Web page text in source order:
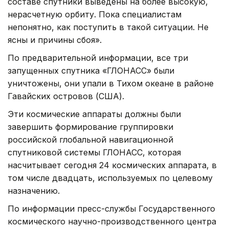
нерасчетную орбиту. Пока специалистам
непонятно, как поступить в такой ситуации. Не
ясны и причины сбоя».
По предварительной информации, все три
запущенных спутника «ГЛОНАСС» были
уничтожены, они упали в Тихом океане в районе
Гавайских островов (США).
Эти космические аппараты должны были
завершить формирование группировки
российской глобальной навигационной
спутниковой системы ГЛОНАСС, которая
насчитывает сегодня 24 космических аппарата, в
том числе двадцать, используемых по целевому
назначению.
По информации пресс-службы Государственного
космического научно-производственного центра